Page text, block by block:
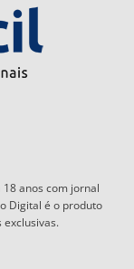
anos com jornal
Digital é o produto